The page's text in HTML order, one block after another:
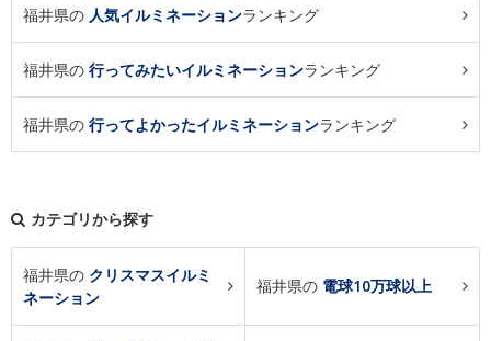
福井県の 人気イルミネーションランキング
福井県の 行ってみたいイルミネーションランキング
福井県の 行ってよかったイルミネーションランキング
カテゴリから探す
福井県の クリスマスイルミ
ネーション
福井県の 電球10万球以上